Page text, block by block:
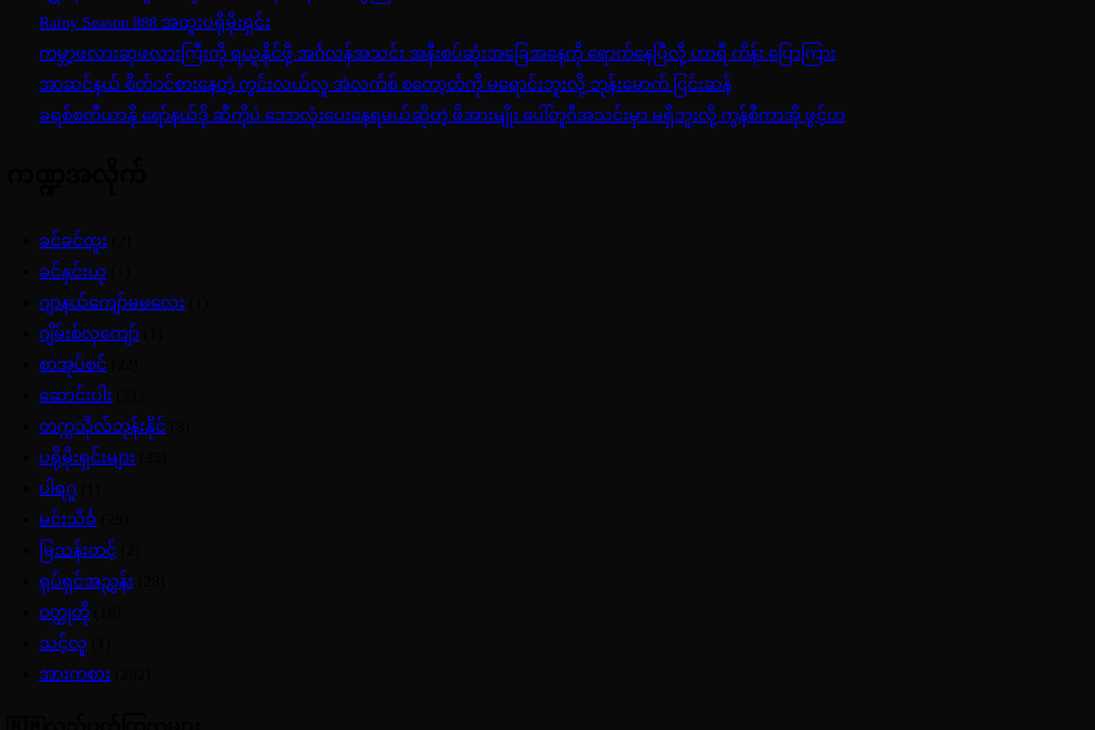
Rainy Season 888 အထူးပရိုမိုးရှင်း
ကမ္ဘာ့ဖလားဆုဖလားကြီးကို ရယူနိုင်ဖို့ အင်္ဂလန်အသင်း အနီးစပ်ဆုံးအခြေအနေကို ရောက်နေပြီလို့ ဟာရီ ကိန်း ပြောကြား
အာဆင်နယ် စိတ်ဝင်စားနေတဲ့ ကွင်းလယ်လူ အဲလက်စ် စကော့တ်ကို မရောင်းဘူးလို့ ဘုန်းမောက် ငြင်းဆန်
ခရစ်စတီယာနို ရော်နယ်ဒို ဆီကိုပဲ ဘောလုံးပေးနေရမယ်ဆိုတဲ့ ဖိအားမျိုး ပေါ်တူဂီအသင်းမှာ မရှိဘူးလို့ ကွန်စီကာအို ဖွင့်ဟ
ခင်ခင်ထူး
ခင်နှင်းယု
ဂျာနယ်ကျော်မမလေး
ဂျိမ်းစ်လှကျော်
စာအုပ်စင်
ဆောင်းပါး
တက္ကသိုလ်ဘုန်းနိုင်
ပရိုမိုးရှင်းများ
ပါရဂူ
မင်းသိင်္ခ
မြသန်းတင့်
ရုပ်ရှင်အညွှန်း
ဝတ္ထုတို
သင့်လူ
အားကစား